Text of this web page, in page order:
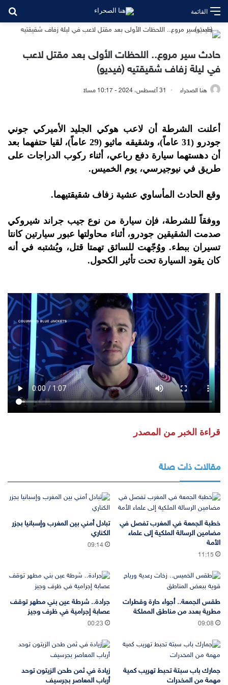
القائمة
حادث سير مروع.. اللحظات الأولى بعد مقتل لاعب
في ليلة زفاف شقيقتيه (فيديو)
هنا الصحراء 31 أغسطس، 2024 - 10:17 مساءً
أعلنت الشرطة أن لاعب هوكي الجليد الأميركي جوني
جودرو (31 عاماً)، وشقيقه ماثيو (29 عاماً)، لقيا حتفهما بعد
أن دهستهما سيارة دفع رباعي، أثناء ركوب الدراجات على
طريق في نيوجيرسي، يوم الخميس.
وقع الحادث المأساوي عشية زفاف شقيقتيهما.
ووفقاً للشرطة، فإن سيارة من نوع جيب جراند شيروكي
صدمت الشقيقين جودرو، أثناء محاولتها عبور سيارتين كانتا
تسيران ببطء. ووُجّهت للسائق تهمتا قتل، ويُشتبه في أنه
كان يقود السيارة تحت تأثير الكحول.
قراءة الخبر من المصدر
مقالات ذات صلة
خطبة الجمعة في المغرب تفصل في
مضامين الرسالة الملكية إلى علماء
الأمة
11:15
تبادل أمني بين المغرب وإسبانيا بجزر
الكناري
09:14
طقس الجمعة.. أجواء حارة وقطرات
مطرية بعدد من مناطق المملكة
09:08
جرادة.. شرطة عين بني مطهر توقف
عصابة إجرامية في ظرف وجيز
00:23
جمارك باب سبتة تحبط تهريب كمية
مهمة من المخدرات
زيادة في ثمن طحن الزيتون توحد
أرباب المعاصر بجرسيف